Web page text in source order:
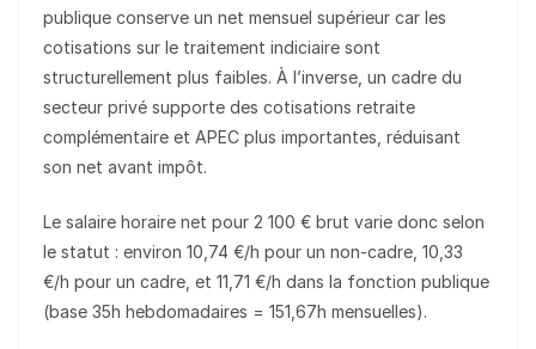
publique conserve un net mensuel supérieur car les
cotisations sur le traitement indiciaire sont
structurellement plus faibles. À l’inverse, un cadre du
secteur privé supporte des cotisations retraite
complémentaire et APEC plus importantes, réduisant
son net avant impôt.
Le salaire horaire net pour 2 100 € brut varie donc selon
le statut : environ 10,74 €/h pour un non-cadre, 10,33
€/h pour un cadre, et 11,71 €/h dans la fonction publique
(base 35h hebdomadaires = 151,67h mensuelles).